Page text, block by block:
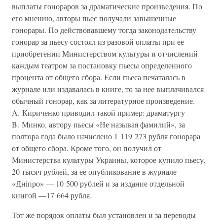
выплаты гонораров за драматические произведения. По
его мнению, авторы пьес получали завышенные
гонорары. По действовавшему тогда законодательству
гонорар за пьесу состоял из разовой оплаты при ее
приобретении Министерством культуры и отчислений
каждым театром за постановку пьесы определенного
процента от общего сбора. Если пьеса печаталась в
журнале или издавалась в книге, то за нее выплачивался
обычный гонорар, как за литературное произведение.
A. Кириченко приводил такой пример: драматургу
B. Минко, автору пьесы «Не называя фамилий», за
полтора года было начислено 1 119 273 рубля гонорара
от общего сбора. Кроме того, он получил от
Министерства культуры Украины, которое купило пьесу,
20 тысяч рублей, за ее опубликование в журнале
«Днiпро» — 10 500 рублей и за издание отдельной
книгой —17 664 рубля.
Тот же порядок оплаты был установлен и за переводы